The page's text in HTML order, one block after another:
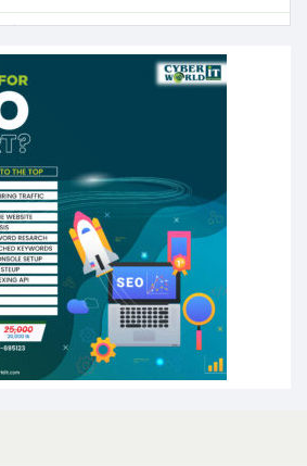
দাম বাড়ানোর প্রস্তাব পিডিবির
ফেনী সফরে যাবেন প্রধানমন্ত্রী
পূর্ণ স্কলারশিপে যুক্তরাষ্ট্রে
কৃতি…
১৪ জনের প্রাণহানি
ও এইচএসসি পরীক্ষা
৬ ব্যবসা প্রতিষ্ঠান